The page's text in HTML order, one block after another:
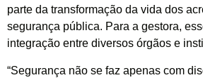
parte da transformação da vida dos
segurança pública. Para a gestora,
integração entre diversos órgãos e
“Segurança não se faz apenas com